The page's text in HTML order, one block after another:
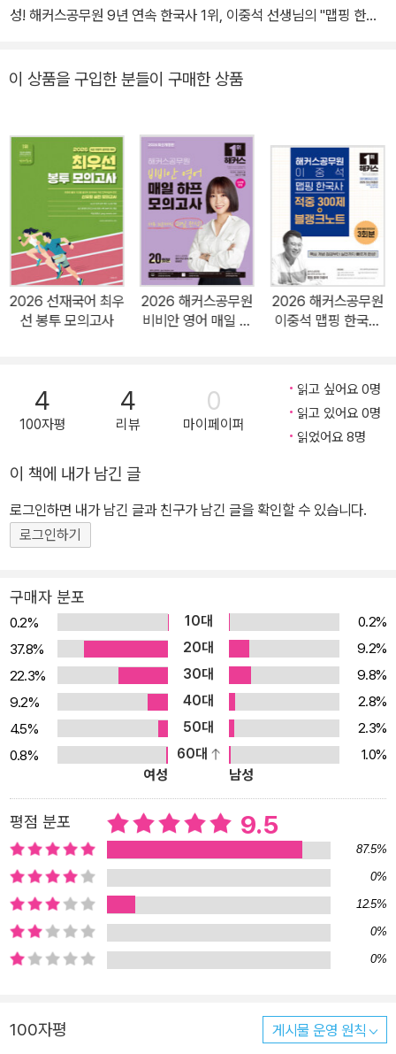
성! 해커스공무원 9년 연속 한국사 1위, 이중석 선생님의 "맵핑 한국
축해서 쉽고 빠르게 정리하고 싶은 분들 3. 공무원 한국사 시험의 출
특장점] 1. 해커스공무원 9년 연속 한국사 1위, 이중석 선생님의 맵핑
한국사 ALL-IN-ONE 이론 수업 판서 완벽 반영! 해커스공무원 한국
사 1위, 이중석 선생님의 실제 판서와 수업 내용을 완벽 반영한 한국
사 빈칸노트 교재입니다. 2. [맵핑 학습법]으로 한국사 전체 흐름을
[구조화/도식화]하여 시대/사건을 쉽고 빠르게 이해! 1) '맵핑 학습
법'을 통해 시대 흐름에 따라 한국사를 구조화/도식화하여 머릿속에
전체 그림을 그릴 수 있습니다. 2) 단순 반복 암기가 아닌, '맵핑'을 통
해 복잡한 시대/사건의 흐름을 쉽고 빠르게 학습할 수 있습니다. 3.
며 반드시 외워야 할 개념을 파악할 수 있습니다. 2) 수업에서 배운
내용을 효과적으로 복습하고, 제대로 암기했는지 꼼꼼하게 점검할 수
있습니다. 4. [사료 읽기]로 실전 대비하고! [더 알아보기]와 [Focu
시험에서 어떤 사료와 출제되는지 확인할 수 있습니다. 2) 더 알아보
기 함께 알아두면 좋은 심화 개념을 수록하여 보다 효과적인 학습이
가능합니다. 3) Focus(집중 탐구하기) - 시대별/사건별 주요 흐름을
국사 심화 개념을 학습하고, 한국사의 흐름을 정확하게 이해하여 고
득점 달성이 가능합니다. 5. 핵심 사진/지도/사료를 모은 [맵핑 학습
자료]로 방대한 양의 한국사를 더욱 꼼꼼하게 이해! 단원 마지막 페이
지에 이해와 암기를 돕는 사진, 지도 등의 시각 자료와 반드시 읽어봐
야 하는 출제 예상 사료를 수록하여 방대한 양의 한국사를 더욱 꼼꼼
하고 완벽하게 이해할 수 있습니다. 6. [폰 안에 쏙! 블랭크노트 정답]
으로 쉽고 빠르게 정답 확인! 본문 하단에 수록된 정답을 해커스공무
원 사이트에서 PDF로 추가 제공하여 언제 어디서나 쉽고 빠른 정답
- 해커스공무원(gosi.Hackers.com)] 1. 본 교재 인강(교재 내 할인
쿠폰 수록) 2. 폰 안에 쏙! 블랭크노트 정답(PDF) 3. 공무원 한국사
무료 특강 4. 공무원 한국사 무료 학습자료
이 상품을 구입한 분들이 구매한 상품
2026 선재국어 최우
선 봉투 모의고사
2026 해커스공무원
비비안 영어 매일 하
2026 해커스공무원
이중석 맵핑 한국사
4
100자평
4
리뷰
0
마이페이퍼
읽고 싶어요 0명
읽고 있어요 0명
읽었어요 8명
이 책에 내가 남긴 글
로그인하면 내가 남긴 글과 친구가 남긴 글을 확인할 수 있습니다.
로그인하기
구매자 분포
0.2% 10대
0.2%
37.8%
20대
9.2%
22.3%
30대
9.8%
9.2%
40대
2.8%
4.5%
50대
2.3%
0.8%
60대
1.0%
여성
남성
평점 분포 9.5
87.5%
0%
12.5%
0%
0%
100자평 게시물 운영 원칙